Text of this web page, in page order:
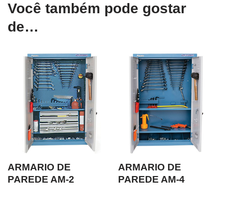
Você também pode gostar
de…
ARMARIO DE
PAREDE AM-2
ARMARIO DE
PAREDE AM-4